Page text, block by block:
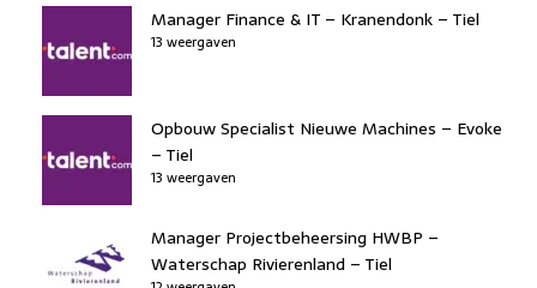
Manager Finance & IT – Kranendonk – Tiel
13 weergaven
Opbouw Specialist Nieuwe Machines – Evoke
– Tiel
13 weergaven
Manager Projectbeheersing HWBP –
Waterschap Rivierenland – Tiel